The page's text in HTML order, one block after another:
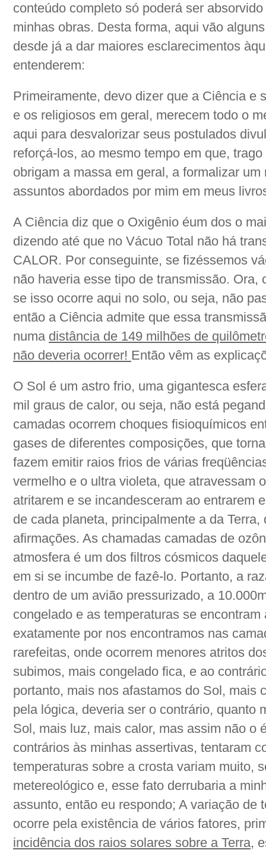
conteúdo completo só poderá ser
minhas obras. Desta forma, aqui vão
desde já a dar maiores esclarecimentos
entenderem:
Primeiramente, devo dizer que a Ciência e
e os religiosos em geral, merecem todo o
aqui para desvalorizar seus postulados
reforçá-los, ao mesmo tempo em que,
obrigam a massa em geral, a formalizar
assuntos abordados por mim em meus
A Ciência diz que o Oxigênio éum dos o
dizendo até que no Vácuo Total não há
CALOR. Por conseguinte, se fizéssemos
não haveria esse tipo de transmissão. Ora,
se isso ocorre aqui no solo, ou seja, não
então a Ciência admite que essa
numa distância de 149 milhões de
não deveria ocorrer! Então vêm as
O Sol é um astro frio, uma gigantesca
mil graus de calor, ou seja, não está
camadas ocorrem choques fisioquímicos
gases de diferentes composições, que
fazem emitir raios frios de várias
vermelho e o ultra violeta, que atravessam
atritarem e se incandesceram ao entrarem
de cada planeta, principalmente a da
afirmações. As chamadas camadas de
atmosfera é um dos filtros cósmicos
em si se incumbe de fazê-lo. Portanto, a
dentro de um avião pressurizado, a
congelado e as temperaturas se
exatamente por nos encontramos nas
rarefeitas, onde ocorrem menores atritos
subimos, mais congelado fica, e ao
portanto, mais nos afastamos do Sol, mais
pela lógica, deveria ser o contrário, quanto
Sol, mais luz, mais calor, mas assim não o
contrários às minhas assertivas, tentaram
temperaturas sobre a crosta variam muito,
metereológico e, esse fato derrubaria a
assunto, então eu respondo; A variação de
ocorre pela existência de vários fatores,
incidência dos raios solares sobre a Terra,